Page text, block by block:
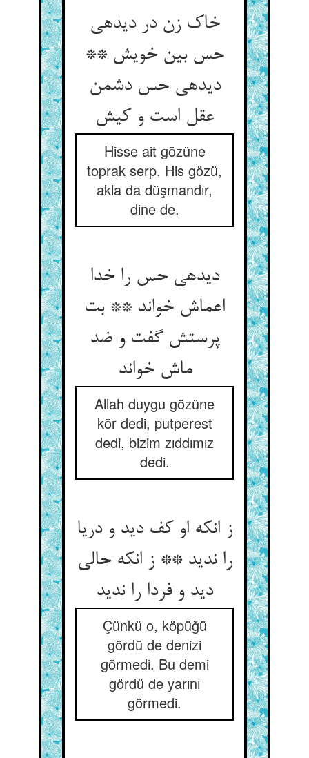
خاک زن در دیده‏ی
حس بین خویش **
دیده‏ی حس دشمن
عقل است و کیش‏
Hisse ait gözüne
toprak serp. His gözü,
akla da düşmandır,
dine de.
دیده‏ی حس را خدا
اعماش خواند ** بت
پرستش گفت و ضد
ماش خواند
Allah duygu gözüne
kör dedi, putperest
dedi, bizim zıddımız
dedi.
ز انکه او کف دید و دریا
را ندید ** ز انکه حالی
دید و فردا را ندید
Çünkü o, köpüğü
gördü de denizi
görmedi. Bu demi
gördü de yarını
görmedi.